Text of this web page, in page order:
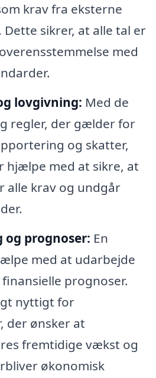
krav fra eksterne
sikrer, at alle tal er
med
lovgivning: Med de
regler, der gælder for
og skatter,
hjælpe med at sikre, at
alle krav og undgår
prognoser: En
med at udarbejde
prognoser.
nyttigt for
der ønsker at
fremtidige vækst og
økonomisk